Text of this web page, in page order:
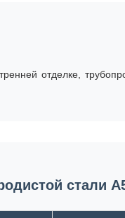
отделке,
стали